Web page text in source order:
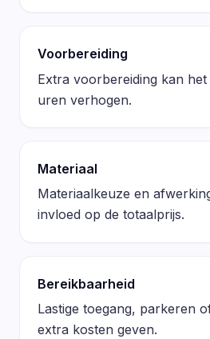
Voorbereiding
Extra voorbereiding kan het
uren verhogen.
Materiaal
Materiaalkeuze en
invloed op de totaalprijs.
Bereikbaarheid
Lastige toegang, parkeren
extra kosten geven.